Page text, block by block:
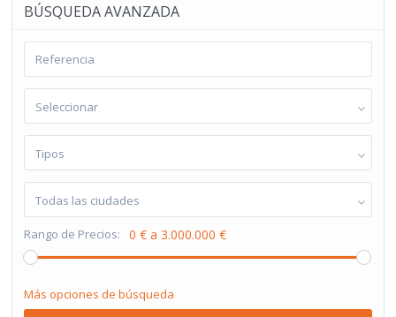
BÚSQUEDA AVANZADA
Seleccionar
Tipos
Todas las ciudades
Rango de Precios: 0 € a 3.000.000 €
Más opciones de búsqueda